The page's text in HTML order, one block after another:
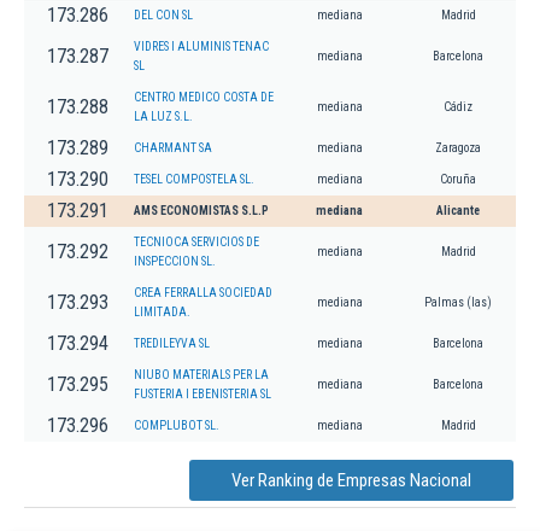
173.286 DEL CON SL mediana Madrid
173.287
VIDRES I ALUMINIS TENAC
SL
mediana Barcelona
173.288
CENTRO MEDICO COSTA DE
LA LUZ S.L.
mediana Cádiz
173.289 CHARMANT SA mediana Zaragoza
173.290 TESEL COMPOSTELA SL. mediana Coruña
173.291 AMS ECONOMISTAS S.L.P mediana Alicante
173.292
TECNIOCA SERVICIOS DE
INSPECCION SL.
mediana Madrid
173.293
CREA FERRALLA SOCIEDAD
LIMITADA.
mediana Palmas (las)
173.294 TREDILEYVA SL mediana Barcelona
173.295
NIUBO MATERIALS PER LA
FUSTERIA I EBENISTERIA SL
mediana Barcelona
173.296 COMPLUBOT SL. mediana Madrid
Ver Ranking de Empresas Nacional